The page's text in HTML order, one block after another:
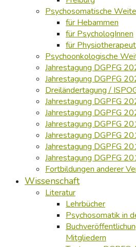
Psychosomatische
für Hebammen
für PsychologInnen
für
Psychoonkologische
Jahrestagung DGPFG
Jahrestagung DGPFG
Dreiländertagung /
Jahrestagung DGPFG
Jahrestagung DGPFG
Jahrestagung DGPFG
Jahrestagung DGPFG
Jahrestagung DGPFG
Jahrestagung DGPFG
Fortbildungen anderer
Wissenschaft
Literatur
Lehrbücher
Psychosomatik in
Mitgliedern